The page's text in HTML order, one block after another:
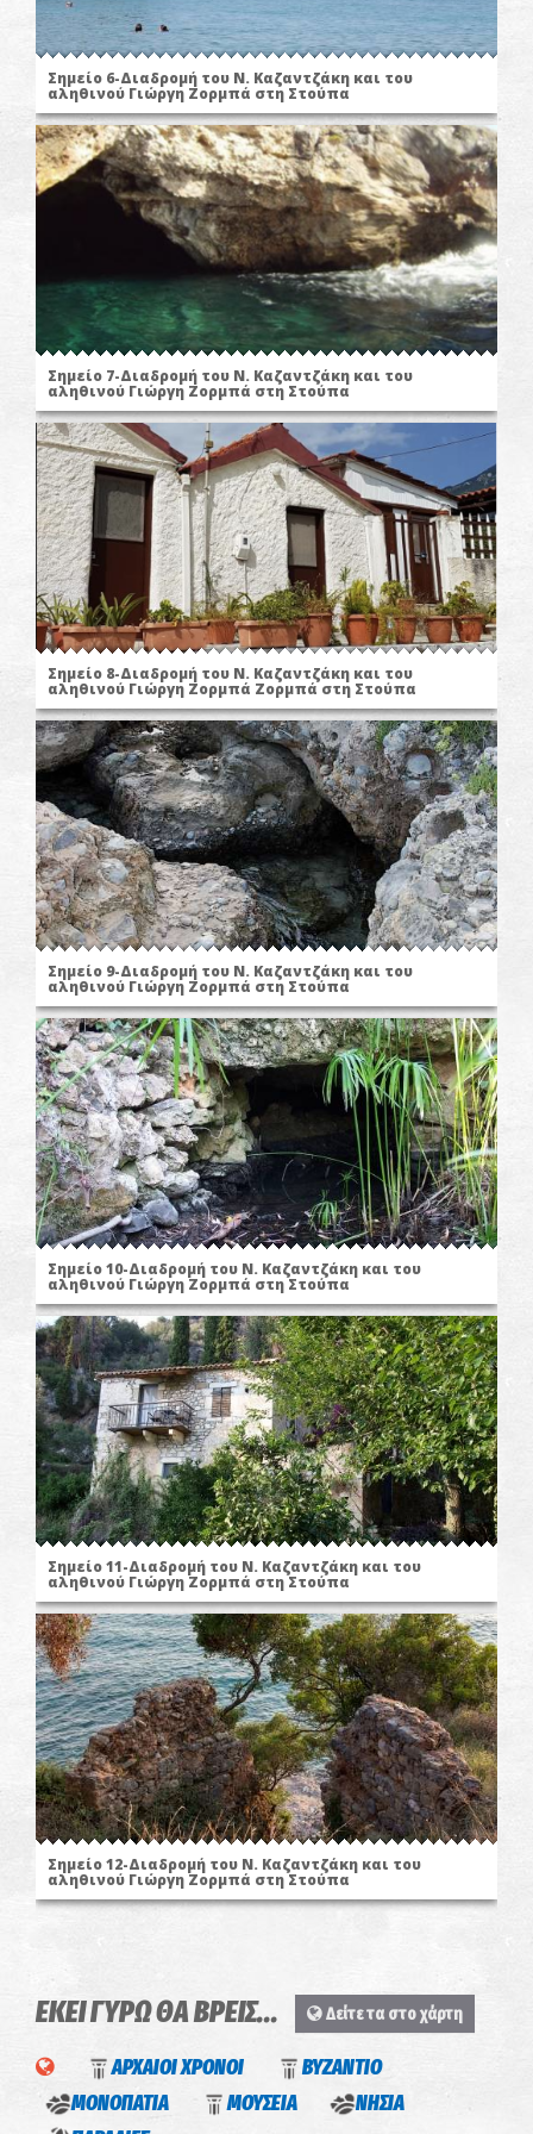
Σημείο 6-Διαδρομή του Ν. Καζαντζάκη και του
αληθινού Γιώργη Ζορμπά στη Στούπα
Σημείο 7-Διαδρομή του Ν. Καζαντζάκη και του
αληθινού Γιώργη Ζορμπά στη Στούπα
Σημείο 8-Διαδρομή του Ν. Καζαντζάκη και του
αληθινού Γιώργη Ζορμπά Ζορμπά στη Στούπα
Σημείο 9-Διαδρομή του Ν. Καζαντζάκη και του
αληθινού Γιώργη Ζορμπά στη Στούπα
Σημείο 10-Διαδρομή του Ν. Καζαντζάκη και του
αληθινού Γιώργη Ζορμπά στη Στούπα
Σημείο 11-Διαδρομή του Ν. Καζαντζάκη και του
αληθινού Γιώργη Ζορμπά στη Στούπα
Σημείο 12-Διαδρομή του Ν. Καζαντζάκη και του
αληθινού Γιώργη Ζορμπά στη Στούπα
ΕΚΕΙ ΓΥΡΩ ΘΑ ΒΡΕΙΣ... Δείτε τα στο χάρτη
ΑΡΧΑΙΟΙ ΧΡΟΝΟΙ
ΒΥΖΑΝΤΙΟ
ΜΟΝΟΠΑΤΙΑ
ΜΟΥΣΕΙΑ
ΝΗΣΙΑ